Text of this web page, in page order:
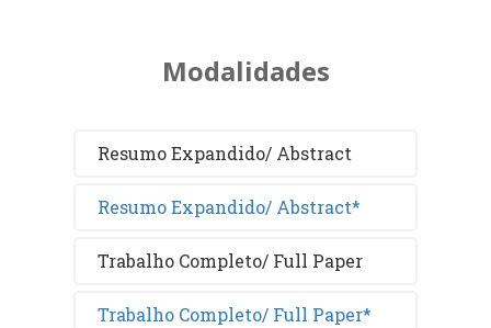
Modalidades
Resumo Expandido/ Abstract
Resumo Expandido/ Abstract*
Trabalho Completo/ Full Paper
Trabalho Completo/ Full Paper*